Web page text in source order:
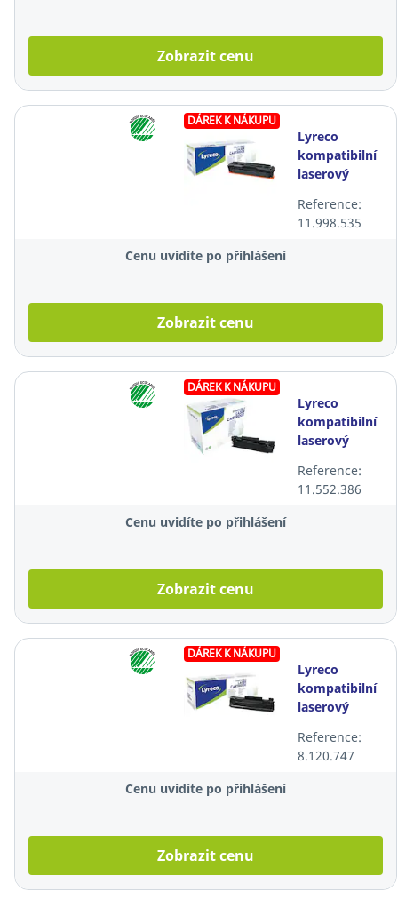
Zobrazit cenu
DÁREK K NÁKUPU
Lyreco
kompatibilní
laserový
203A
(CF540A),
Reference:
11.998.535
Cenu uvidíte po přihlášení
Zobrazit cenu
DÁREK K NÁKUPU
Lyreco
kompatibilní
laserový
(CF279A),
černý
Reference:
11.552.386
Cenu uvidíte po přihlášení
Zobrazit cenu
DÁREK K NÁKUPU
Lyreco
kompatibilní
laserový
(CF283X),
černý
Reference:
8.120.747
Cenu uvidíte po přihlášení
Zobrazit cenu